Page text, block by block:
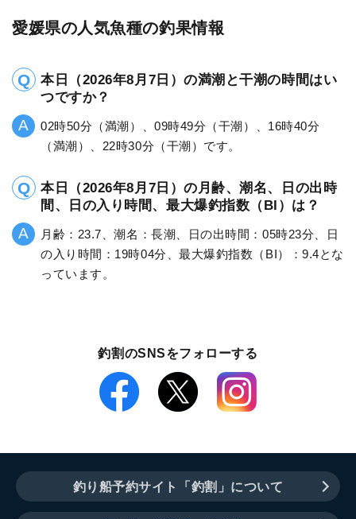
愛媛県の人気魚種の釣果情報
本日（2026年8月7日）の満潮と干潮の時間はい
つですか？
02時50分（満潮）、09時49分（干潮）、16時40分
（満潮）、22時30分（干潮）です。
本日（2026年8月7日）の月齢、潮名、日の出時
間、日の入り時間、最大爆釣指数（BI）は？
月齢：23.7、潮名：長潮、日の出時間：05時23分、日
の入り時間：19時04分、最大爆釣指数（BI）：9.4とな
っています。
釣割のSNSをフォローする
釣り船予約サイト「釣割」について